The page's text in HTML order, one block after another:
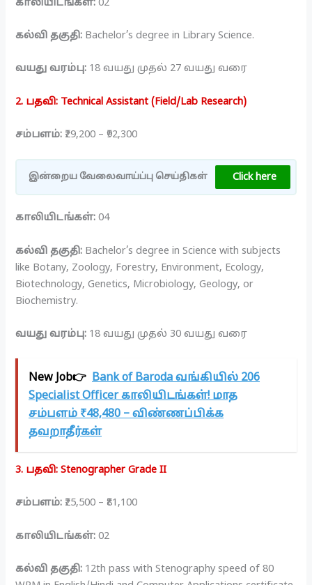
காலியிடங்கள்: 02
கல்வி தகுதி: Bachelor’s degree in Library Science.
வயது வரம்பு: 18 வயது முதல் 27 வயது வரை
2. பதவி: Technical Assistant (Field/Lab Research)
சம்பளம்: ₹29,200 – ₹92,300
இன்றைய வேலைவாய்ப்பு செய்திகள் Click here
காலியிடங்கள்: 04
கல்வி தகுதி: Bachelor’s degree in Science with subjects
like Botany, Zoology, Forestry, Environment, Ecology,
Biotechnology, Genetics, Microbiology, Geology, or
Biochemistry.
வயது வரம்பு: 18 வயது முதல் 30 வயது வரை
New Job👉 Bank of Baroda வங்கியில் 206
Specialist Officer காலியிடங்கள்! மாத
சம்பளம் ₹48,480 – விண்ணப்பிக்க
தவறாதீர்கள்
3. பதவி: Stenographer Grade II
சம்பளம்: ₹25,500 – ₹81,100
காலியிடங்கள்: 02
கல்வி தகுதி: 12th pass with Stenography speed of 80